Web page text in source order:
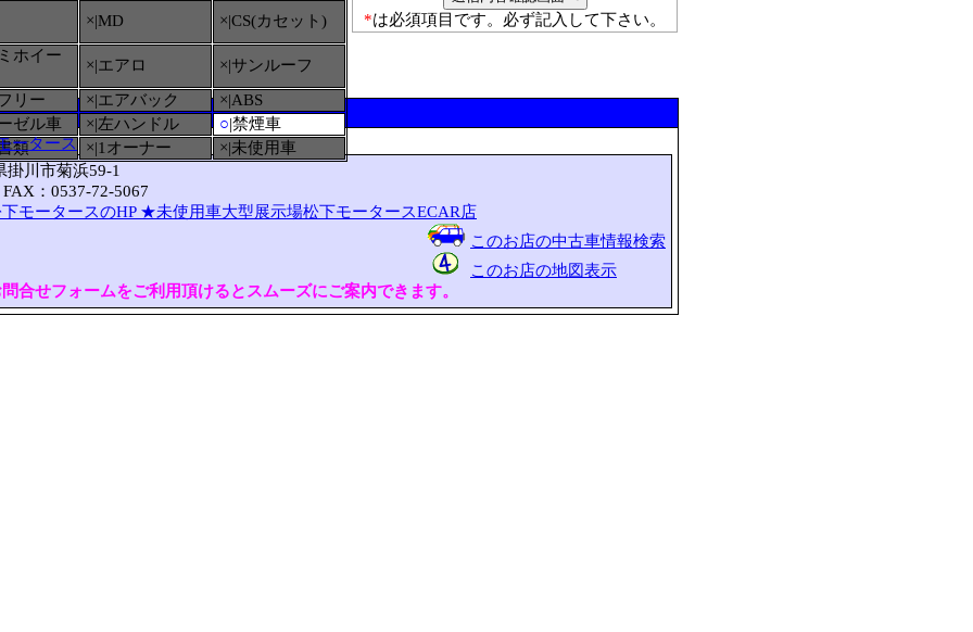
×|MD
×|CS(カセット)
ホイー
×|エアロ
×|サンルーフ
リー
×|エアバック
×|ABS
ゼル車
×|左ハンドル ○|禁煙車
類
×|1オーナー ×|未使用車
*は必須項目です。必ず記入して下さい。
ータース
掛川市菊浜59-1
：0537-72-5067
モータースのHP ★未使用車大型展示場松下モータースECAR店
このお店の中古車情報検索
このお店の地図表示
合せフォームをご利用頂けるとスムーズにご案内できます。